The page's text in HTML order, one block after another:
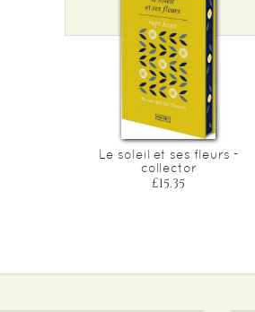
Le soleil et ses fleurs -
collector
£15.35